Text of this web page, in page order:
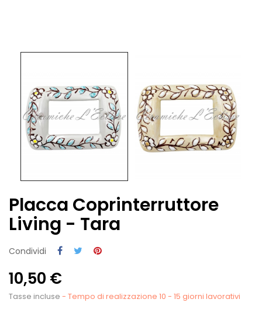
Placca Coprinterruttore
Living - Tara
Condividi
10,50 €
Tasse incluse - Tempo di realizzazione 10 - 15 giorni lavorativi